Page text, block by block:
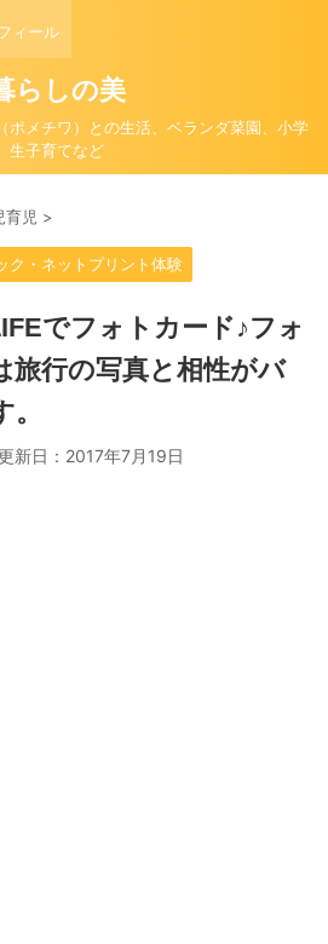
ィール
らしの美
ポメチワ）との生活、ベランダ菜園、小学
生子育てなど
育児 >
ク・ネットプリント体験
でフォトカード♪フォ
旅行の写真と相性がバ
新日： 2017年7月19日